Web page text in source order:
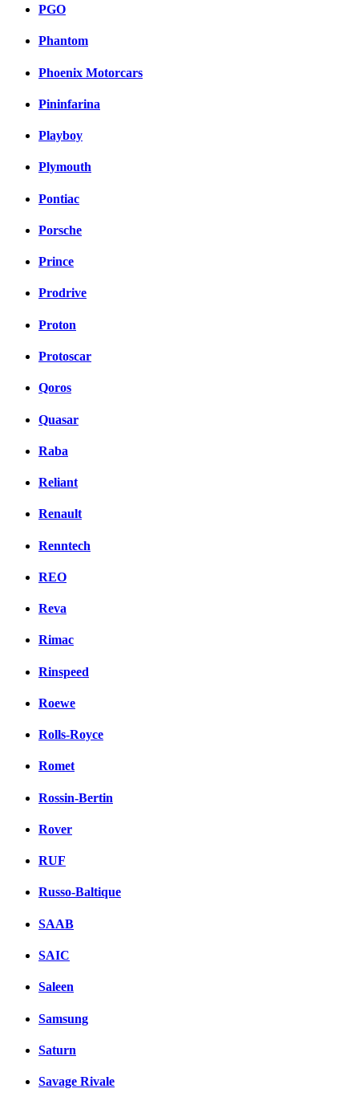
PGO
Phantom
Phoenix Motorcars
Pininfarina
Playboy
Plymouth
Pontiac
Porsche
Prince
Prodrive
Proton
Protoscar
Qoros
Quasar
Raba
Reliant
Renault
Renntech
REO
Reva
Rimac
Rinspeed
Roewe
Rolls-Royce
Romet
Rossin-Bertin
Rover
RUF
Russo-Baltique
SAAB
SAIC
Saleen
Samsung
Saturn
Savage Rivale